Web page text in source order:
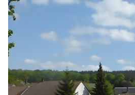
Aller
au
contenu